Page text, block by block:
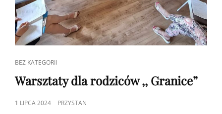
CAT
LINKS
BEZ KATEGORII
Warsztaty dla rodziców ,, Granice”
POSTED
1 LIPCA 2024 PRZYSTAN